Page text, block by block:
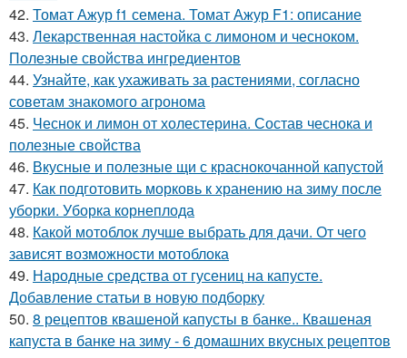
42. Томат Ажур f1 семена. Томат Ажур F1: описание
43. Лекарственная настойка с лимоном и чесноком.
Полезные свойства ингредиентов
44. Узнайте, как ухаживать за растениями, согласно
советам знакомого агронома
45. Чеснок и лимон от холестерина. Состав чеснока и
полезные свойства
46. Вкусные и полезные щи с краснокочанной капустой
47. Как подготовить морковь к хранению на зиму после
уборки. Уборка корнеплода
48. Какой мотоблок лучше выбрать для дачи. От чего
зависят возможности мотоблока
49. Народные средства от гусениц на капусте.
Добавление статьи в новую подборку
50. 8 рецептов квашеной капусты в банке.. Квашеная
капуста в банке на зиму - 6 домашних вкусных рецептов